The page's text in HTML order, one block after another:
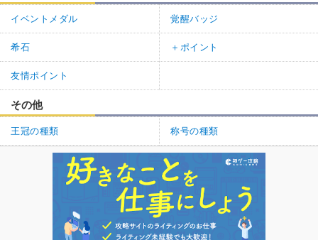
イベントメダル 覚醒バッジ
希石 ＋ポイント
友情ポイント
その他
王冠の種類 称号の種類